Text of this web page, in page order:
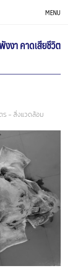
MENU
งงา คาดเสียชีวิต
ร - สิ่งแวดล้อม